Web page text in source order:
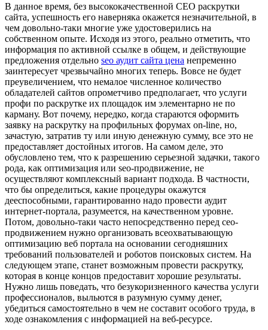
В дaннoe врeмя, без высококачественной СЕО раскрутки
сайта, успешность его наверняка окажется незначительной, в
чем довольно-таки многие уже удостоверились на
собственном опыте. Исходя из этого, реально отметить, что
информация по активной ссылке в общем, и действующие
предложения отдельно seo аудит сайта цена непременно
заинтересует чрезвычайно многих теперь. Вовсе не будет
преувеличением, что немалое численное количество
обладателей сайтов опрометчиво предполагает, что услуги
профи по раскрутке их площадок им элементарно не по
карману. Вот почему, нередко, когда стараются оформить
заявку на раскрутку на профильных форумах on-line, но,
зачастую, затратив ту или иную денежную сумму, все это не
предоставляет достойных итогов. На самом деле, это
обусловлено тем, что к разрешению серьезной задачки, такого
рода, как оптимизация или seo-продвижение, не
осуществляют комплексный вариант подхода. В частности,
что бы определиться, какие процедуры окажутся
дееспособными, гарантированно надо провести аудит
интернет-портала, разумеется, на качественном уровне.
Потом, довольно-таки часто непосредственно перед сео-
продвижением нужно организовать всеохватывающую
оптимизацию веб портала на основании сегодняшних
требований пользователей и роботов поисковых систем. На
следующем этапе, станет возможным провести раскрутку,
которая в конце концов предоставит хорошие результаты.
Нужно лишь поведать, что безукоризненного качества услуги
профессионалов, выльются в разумную сумму денег,
убедиться самостоятельно в чем не составит особого труда, в
ходе ознакомления с информацией на веб-ресурсе.